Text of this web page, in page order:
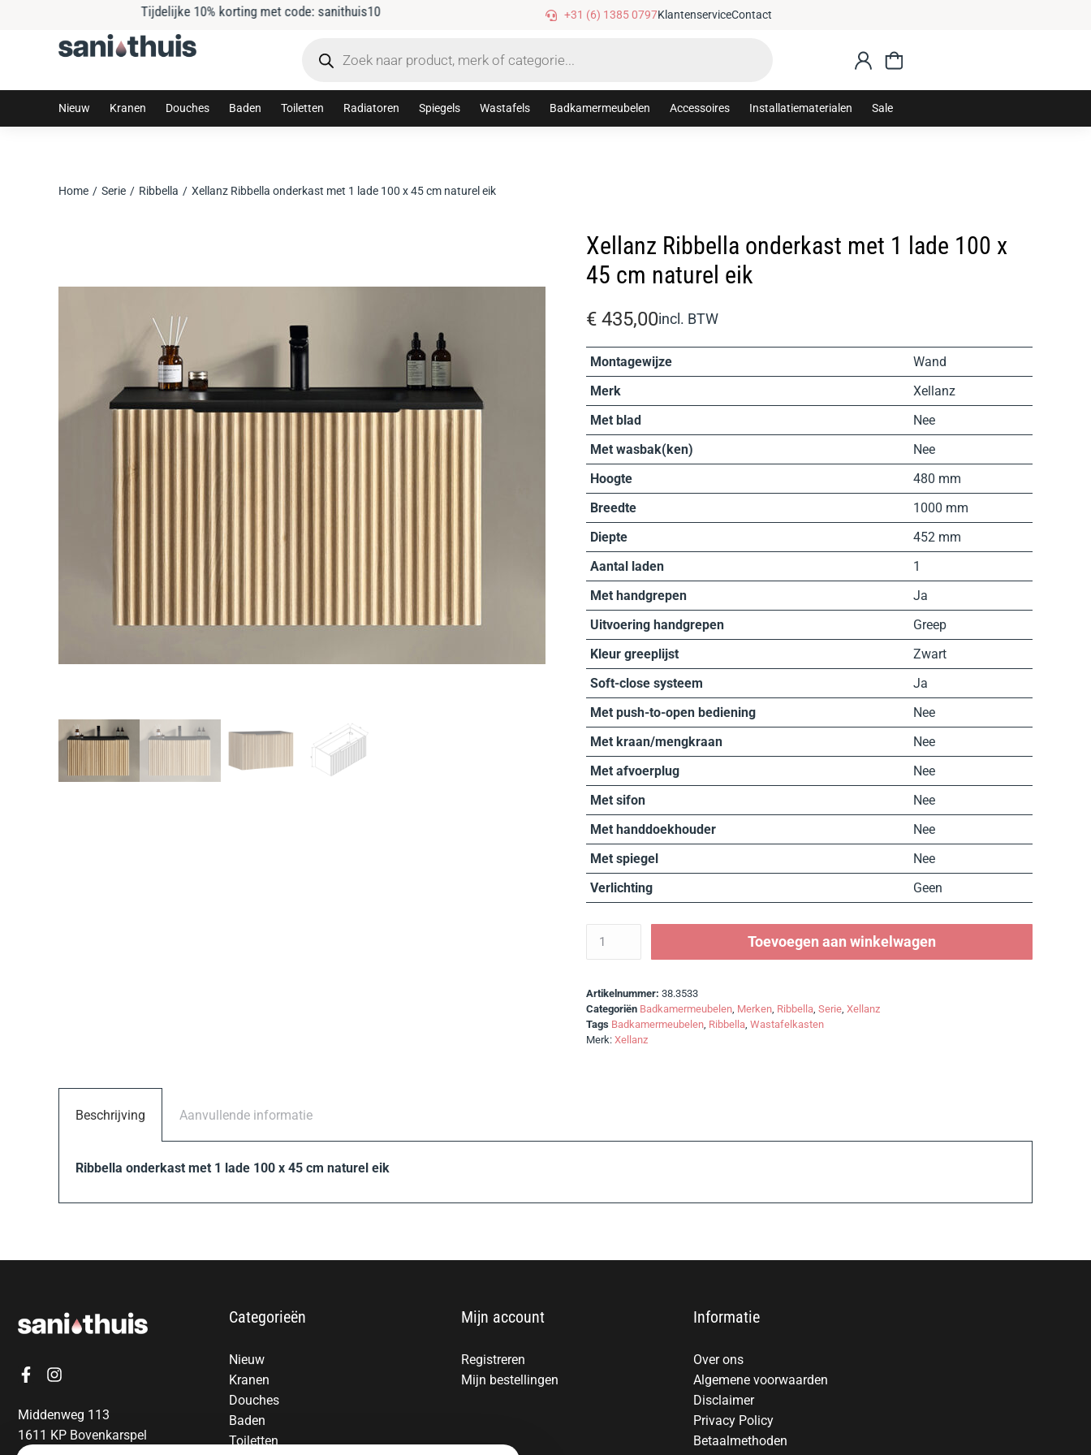
Tijdelijke 10% korting met code: sanithuis10 Gratis verzending vanaf €75,-
+31 (6) 1385 0797KlantenserviceContact
Nieuw Kranen Douches Baden Toiletten Radiatoren Spiegels Wastafels Badkamermeubelen Accessoires Installatiematerialen Sale
Je bent hier:
Home Serie Ribbella Xellanz Ribbella onderkast met 1 lade 100 x 45 cm naturel eik
Xellanz Ribbella onderkast met 1 lade 100 x
45 cm naturel eik
€ 435,00incl. BTW
Montagewijze
Wand
Merk
Xellanz
Met blad
Nee
Met wasbak(ken)
Nee
Hoogte
480 mm
Breedte
1000 mm
Diepte
452 mm
Aantal laden
1
Met handgrepen
Ja
Uitvoering handgrepen
Greep
Kleur greeplijst
Zwart
Soft-close systeem
Ja
Met push-to-open bediening
Nee
Met kraan/mengkraan
Nee
Met afvoerplug
Nee
Met sifon
Nee
Met handdoekhouder
Nee
Met spiegel
Nee
Verlichting
Geen
Toevoegen aan winkelwagen
Artikelnummer: 38.3533
Categoriën Badkamermeubelen, Merken, Ribbella, Serie, Xellanz
Tags Badkamermeubelen, Ribbella, Wastafelkasten
Merk: Xellanz
Beschrijving Aanvullende informatie
Ribbella onderkast met 1 lade 100 x 45 cm naturel eik
Middenweg 113
1611 KP Bovenkarspel
Categorieën
Nieuw
Kranen
Douches
Baden
Toiletten
Mijn account
Registreren
Mijn bestellingen
Informatie
Over ons
Algemene voorwaarden
Disclaimer
Privacy Policy
Betaalmethoden